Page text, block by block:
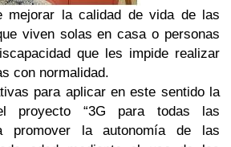
mejorar la calidad de vida de las
viven solas en casa o personas
que les impide realizar
con normalidad.
para aplicar en este sentido la
proyecto “3G para todas las
promover la autonomía de las